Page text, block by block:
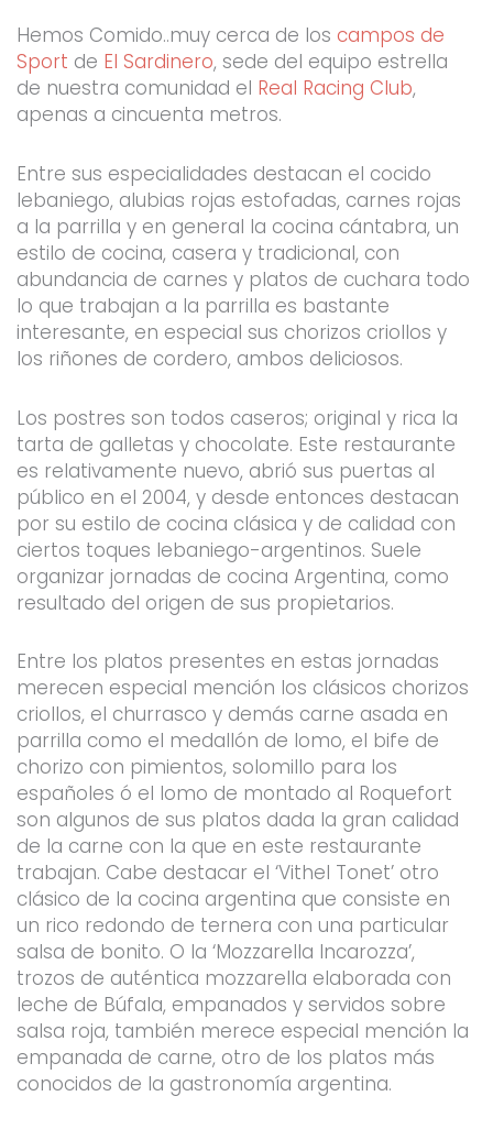
Hemos Comido..muy cerca de los campos de
Sport de El Sardinero, sede del equipo estrella
de nuestra comunidad el Real Racing Club,
apenas a cincuenta metros.
Entre sus especialidades destacan el cocido
lebaniego, alubias rojas estofadas, carnes rojas
a la parrilla y en general la cocina cántabra, un
estilo de cocina, casera y tradicional, con
abundancia de carnes y platos de cuchara todo
lo que trabajan a la parrilla es bastante
interesante, en especial sus chorizos criollos y
los riñones de cordero, ambos deliciosos.
Los postres son todos caseros; original y rica la
tarta de galletas y chocolate. Este restaurante
es relativamente nuevo, abrió sus puertas al
público en el 2004, y desde entonces destacan
por su estilo de cocina clásica y de calidad con
ciertos toques lebaniego-argentinos. Suele
organizar jornadas de cocina Argentina, como
resultado del origen de sus propietarios.
Entre los platos presentes en estas jornadas
merecen especial mención los clásicos chorizos
criollos, el churrasco y demás carne asada en
parrilla como el medallón de lomo, el bife de
chorizo con pimientos, solomillo para los
españoles ó el lomo de montado al Roquefort
son algunos de sus platos dada la gran calidad
de la carne con la que en este restaurante
trabajan. Cabe destacar el ‘Vithel Tonet’ otro
clásico de la cocina argentina que consiste en
un rico redondo de ternera con una particular
salsa de bonito. O la ‘Mozzarella Incarozza’,
trozos de auténtica mozzarella elaborada con
leche de Búfala, empanados y servidos sobre
salsa roja, también merece especial mención la
empanada de carne, otro de los platos más
conocidos de la gastronomía argentina.